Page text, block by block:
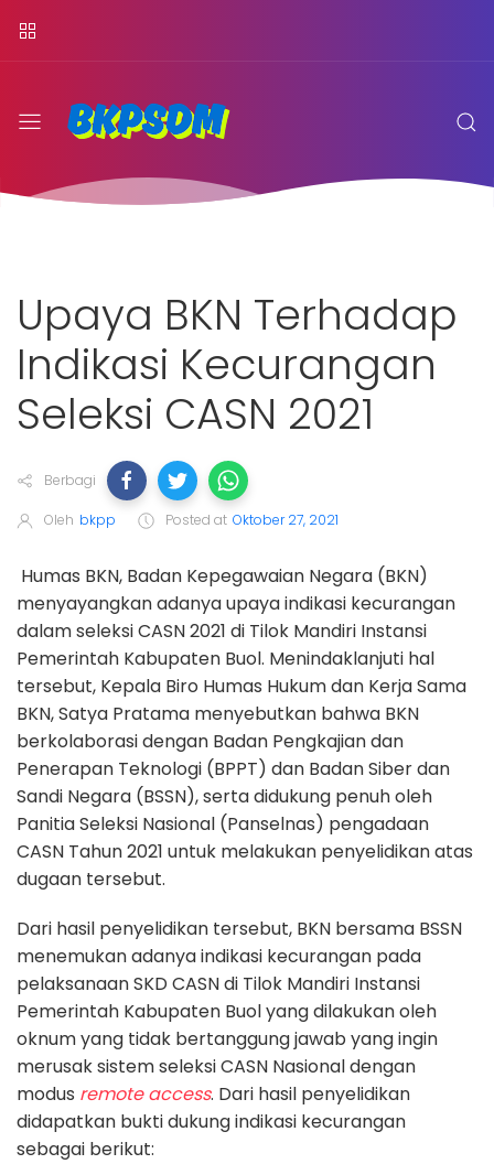
Upaya BKN Terhadap
Indikasi Kecurangan
Seleksi CASN 2021
Berbagi
Oleh bkpp Posted at Oktober 27, 2021
Humas BKN, Badan Kepegawaian Negara (BKN)
menyayangkan adanya upaya indikasi kecurangan
dalam seleksi CASN 2021 di Tilok Mandiri Instansi
Pemerintah Kabupaten Buol. Menindaklanjuti hal
tersebut, Kepala Biro Humas Hukum dan Kerja Sama
BKN, Satya Pratama menyebutkan bahwa BKN
berkolaborasi dengan Badan Pengkajian dan
Penerapan Teknologi (BPPT) dan Badan Siber dan
Sandi Negara (BSSN), serta didukung penuh oleh
Panitia Seleksi Nasional (Panselnas) pengadaan
CASN Tahun 2021 untuk melakukan penyelidikan atas
dugaan tersebut.
Dari hasil penyelidikan tersebut, BKN bersama BSSN
menemukan adanya indikasi kecurangan pada
pelaksanaan SKD CASN di Tilok Mandiri Instansi
Pemerintah Kabupaten Buol yang dilakukan oleh
oknum yang tidak bertanggung jawab yang ingin
merusak sistem seleksi CASN Nasional dengan
modus remote access. Dari hasil penyelidikan
didapatkan bukti dukung indikasi kecurangan
sebagai berikut: